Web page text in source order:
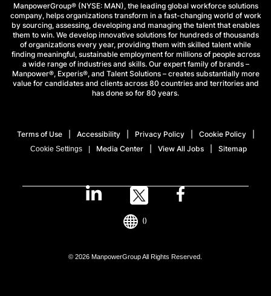
ManpowerGroup® (NYSE: MAN), the leading global workforce solutions
company, helps organizations transform in a fast-changing world of work
by sourcing, assessing, developing and managing the talent that enables
them to win. We develop innovative solutions for hundreds of thousands
of organizations every year, providing them with skilled talent while
finding meaningful, sustainable employment for millions of people across
a wide range of industries and skills. Our expert family of brands –
Manpower®, Experis®, and Talent Solutions – creates substantially more
value for candidates and clients across 80 countries and territories and
has done so for 80 years.
Terms of Use Accessibility Privacy Policy Cookie Policy
Cookie Settings Media Center View All Jobs Sitemap
© 2026 ManpowerGroup All Rights Reserved.
()